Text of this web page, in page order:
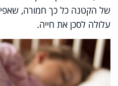
של הקטנה כל כך חמורה,
עלולה לסכן את חייה.